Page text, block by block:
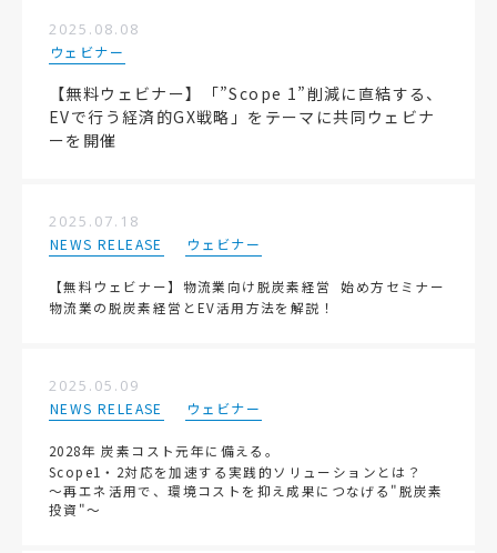
2025.08.08
ウェビナー
【無料ウェビナー】「”Scope 1”削減に直結する、
EVで行う経済的GX戦略」をテーマに共同ウェビナ
ーを開催
2025.07.18
NEWS RELEASE ウェビナー
【無料ウェビナー】物流業向け脱炭素経営 始め方セミナー
物流業の脱炭素経営とEV活用方法を解説！
2025.05.09
NEWS RELEASE ウェビナー
2028年 炭素コスト元年に備える。
Scope1・2対応を加速する実践的ソリューションとは？
～再エネ活用で、環境コストを抑え成果につなげる"脱炭素
投資"～